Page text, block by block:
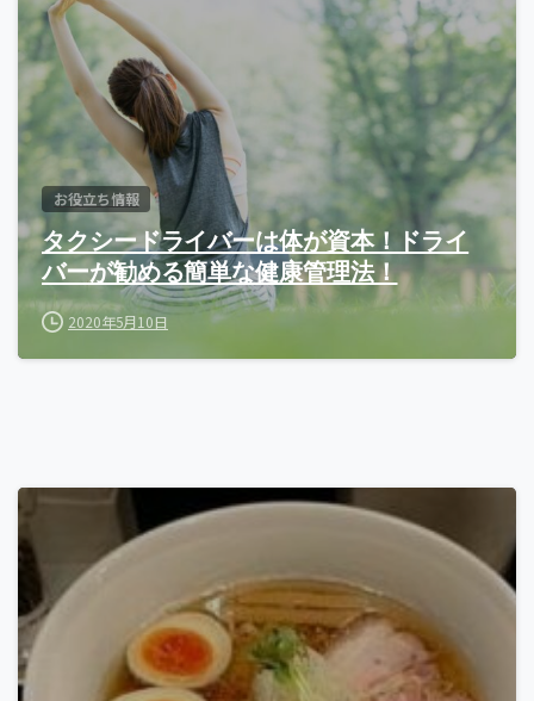
お役立ち情報
タクシードライバーは体が資本！ドライ
バーが勧める簡単な健康管理法！
2020年5月10日